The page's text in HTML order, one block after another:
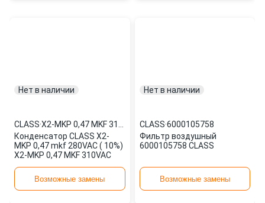
Нет в наличии
CLASS·
Конденсатор CLASS X2-
MKP 0,47 mkf 280VAC ( 10%)
X2-MKP 0,47 MKF 310VAC
Возможные замены
Нет в наличии
CLASS·6000105758
Фильтр воздушный
6000105758 CLASS
Возможные замены